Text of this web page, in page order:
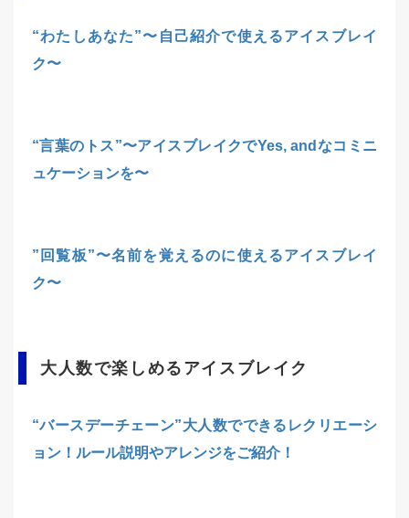
“わたしあなた”〜自己紹介で使えるアイスブレイ
ク〜
“言葉のトス”〜アイスブレイクでYes, andなコミニ
ュケーションを〜
”回覧板”〜名前を覚えるのに使えるアイスブレイ
ク〜
大人数で楽しめるアイスブレイク
“バースデーチェーン”大人数でできるレクリエーシ
ョン！ルール説明やアレンジをご紹介！